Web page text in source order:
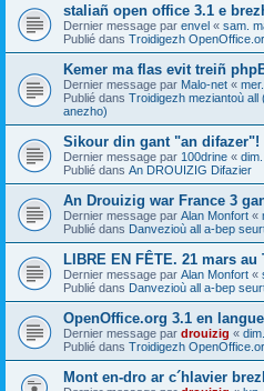
staliañ open office 3.1 e
Dernier message par envel « sam.
Publié dans Troidigezh
Kemer ma flas evit treiñ
Dernier message par Malo-net «
Publié dans Troidigezh meziantoù
anezho)
Sikour din gant "an difazer"!
Dernier message par 100drine «
Publié dans An DROUIZIG Difazier
An Drouizig war France 3
Dernier message par Alan Monfort «
Publié dans Danvezioù all a-bep
LIBRE EN FÊTE. 21 mars
Dernier message par Alan Monfort «
Publié dans Danvezioù all a-bep
OpenOffice.org 3.1 en
Dernier message par drouizig «
Publié dans Troidigezh
Mont en-dro ar c´hlavier